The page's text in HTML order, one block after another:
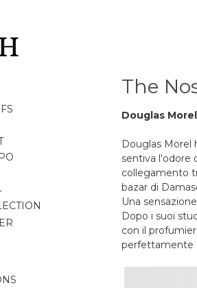
The
Douglas Morel
Douglas Morel
sentiva l'odore
collegamento
bazar di
Una
Dopo i suoi
con il
perfettamente